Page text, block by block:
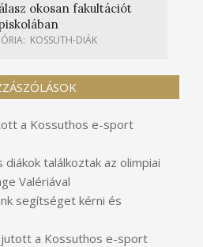
okosan fakultációt
KOSSUTH-DIÁK
a Kossuthos e-sport
diákok találkoztak az olimpiai
Valériával
segítséget kérni és
a Kossuthos e-sport